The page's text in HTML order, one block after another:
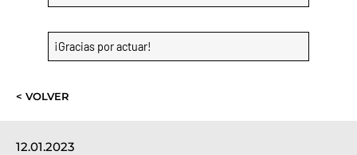
12.01.2023
¡Gracias por actuar!
< VOLVER